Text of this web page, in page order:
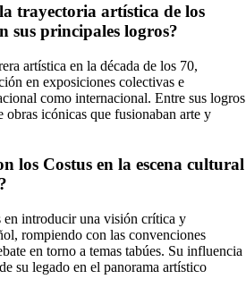
trayectoria artística de los
sus principales logros?
artística en la década de los 70,
en exposiciones colectivas e
como internacional. Entre sus logros
obras icónicas que fusionaban arte y
los Costus en la escena cultural
en introducir una visión crítica y
rompiendo con las convenciones
en torno a temas tabúes. Su influencia
su legado en el panorama artístico